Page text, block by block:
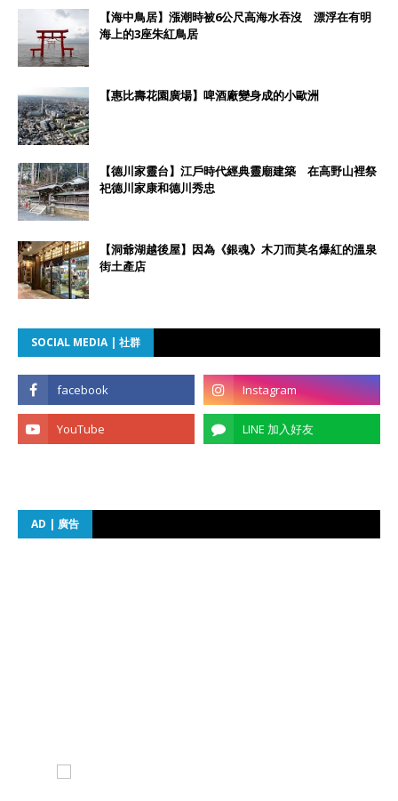
【海中鳥居】漲潮時被6公尺高海水吞沒 漂浮在有明
海上的3座朱紅鳥居
【惠比壽花園廣場】啤酒廠變身成的小歐洲
【德川家靈台】江戶時代經典靈廟建築 在高野山裡祭
祀德川家康和德川秀忠
【洞爺湖越後屋】因為《銀魂》木刀而莫名爆紅的溫泉
街土產店
SOCIAL MEDIA | 社群
AD | 廣告